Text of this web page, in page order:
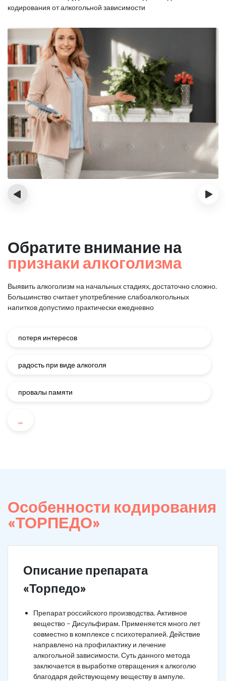
кодирования от алкогольной зависимости
‹ ›
Обратите внимание на
признаки алкоголизма
Выявить алкоголизм на начальных стадиях, достаточно сложно.
Большинство считает употребление слабоалкогольных
напитков допустимо практически ежедневно
потеря интересов
радость при виде алкоголя
провалы памяти
...
Особенности кодирования
«ТОРПЕДО»
Описание препарата
«Торпедо»
Препарат российского производства. Активное
вещество – Дисульфирам. Применяется много лет
совместно в комплексе с психотерапией. Действие
направлено на профилактику и лечение
алкогольной зависимости. Суть данного метода
заключается в выработке отвращения к алкоголю
благодаря действующему веществу в ампуле.